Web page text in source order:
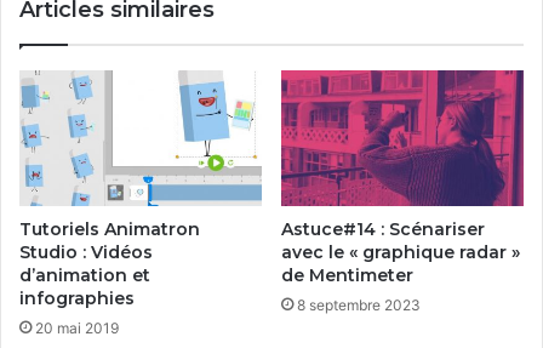
Articles similaires
Tutoriels Animatron
Studio : Vidéos
d’animation et
infographies
20 mai 2019
Astuce#14 : Scénariser
avec le « graphique radar »
de Mentimeter
8 septembre 2023